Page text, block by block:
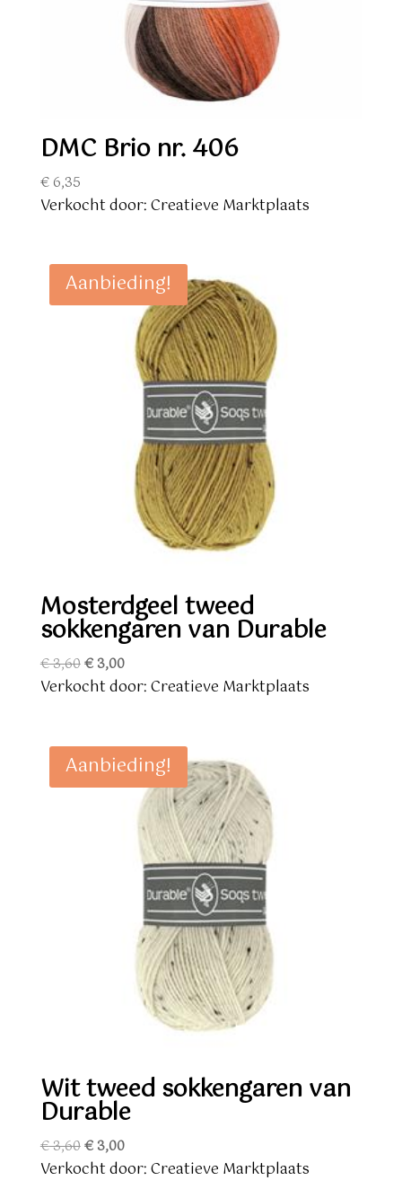
DMC Brio nr. 406
€6,35
Verkocht door: Creatieve Marktplaats
Aanbieding!
Mosterdgeel tweed
sokkengaren van Durable
€3,60Oorspronkelijke
prijs
€3,00Huidige
prijs
Verkocht door: Creatieve Marktplaats
Aanbieding!
Wit tweed sokkengaren van
Durable
€3,60Oorspronkelijke
prijs
€3,00Huidige
prijs
Verkocht door: Creatieve Marktplaats